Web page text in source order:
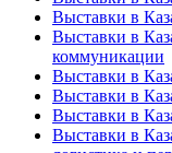
Выставки в
Выставки в
коммуникации
Выставки в
Выставки в
Выставки в
Выставки в